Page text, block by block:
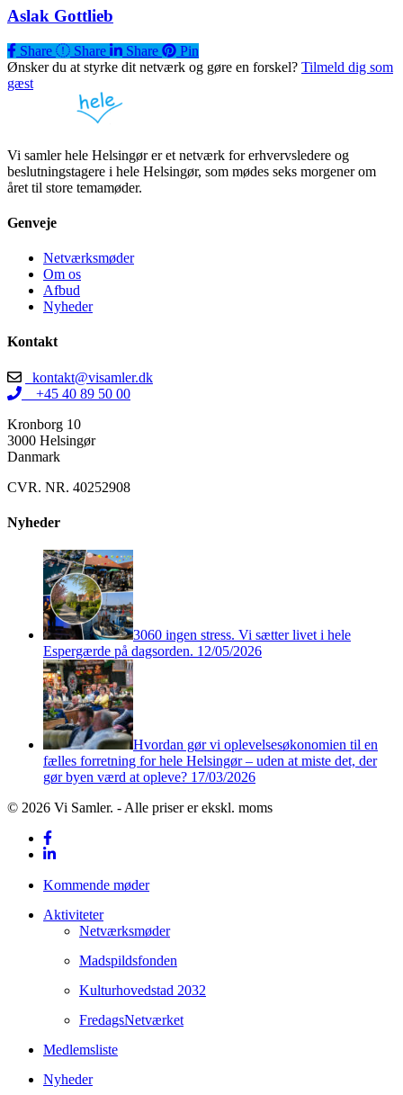
Aslak Gottlieb
Share
Share Share Share
Pin
Ønsker du at styrke dit netværk og gøre en forskel? Tilmeld dig som
gæst
Vi samler hele Helsingør er et netværk for erhvervsledere og
beslutningstagere i hele Helsingør, som mødes seks morgener om
året til store temamøder.
Genveje
Netværksmøder
Om os
Afbud
Nyheder
Kontakt
kontakt@visamler.dk
+45 40 89 50 00
Kronborg 10
3000 Helsingør
Danmark
CVR. NR. 40252908
Nyheder
3060 ingen stress. Vi sætter livet i hele
Espergærde på dagsorden. 12/05/2026
Hvordan gør vi oplevelsesøkonomien til en
fælles forretning for hele Helsingør – uden at miste det, der
gør byen værd at opleve? 17/03/2026
© 2026 Vi Samler. - Alle priser er ekskl. moms
facebook
linkedin
Close
Kommende møder
Aktiviteter
Netværksmøder
Madspildsfonden
Kulturhovedstad 2032
FredagsNetværket
Medlemsliste
Nyheder